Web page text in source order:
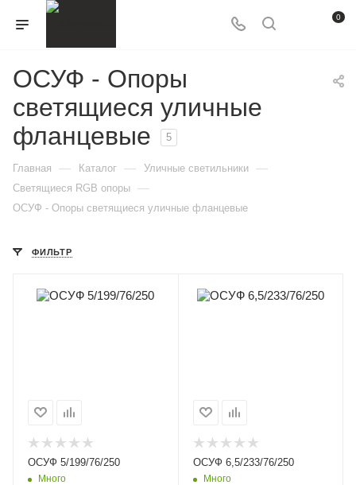
0
ОСУФ - Опоры
светящиеся уличные
фланцевые
5
Главная — Каталог — Уличные светильники —
Светящиеся RGB опоры —
ОСУФ - Опоры светящиеся уличные фланцевые
ФИЛЬТР
ОСУФ 5/199/76/250
Много
ОСУФ 6,5/233/76/250
Много